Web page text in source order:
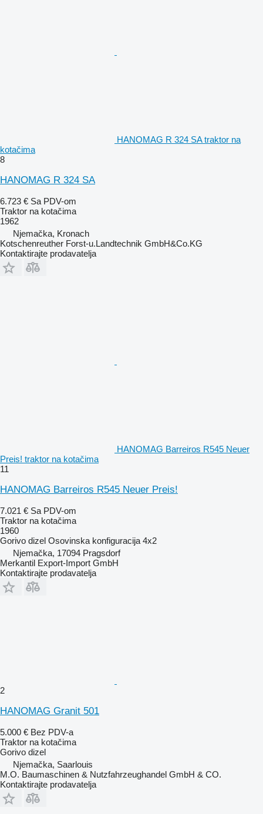
HANOMAG R 324 SA traktor na
kotačima
8
HANOMAG R 324 SA
6.723 € Sa PDV-om
Traktor na kotačima
1962
Njemačka, Kronach
Kotschenreuther Forst-u.Landtechnik GmbH&Co.KG
Kontaktirajte prodavatelja
HANOMAG Barreiros R545 Neuer
Preis! traktor na kotačima
11
HANOMAG Barreiros R545 Neuer Preis!
7.021 € Sa PDV-om
Traktor na kotačima
1960
Gorivo dizel Osovinska konfiguracija 4x2
Njemačka, 17094 Pragsdorf
Merkantil Export-Import GmbH
Kontaktirajte prodavatelja
2
HANOMAG Granit 501
5.000 € Bez PDV-a
Traktor na kotačima
Gorivo dizel
Njemačka, Saarlouis
M.O. Baumaschinen & Nutzfahrzeughandel GmbH & CO.
Kontaktirajte prodavatelja